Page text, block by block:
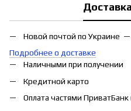
Доставка
Новой почтой по Украине
Подробнее о доставке
Наличными при получении
Кредитной карто
Оплата частями